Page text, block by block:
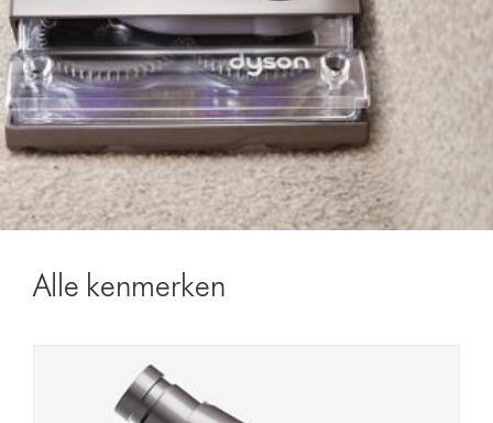
Alle kenmerken